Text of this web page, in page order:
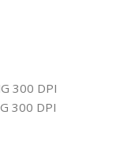
300 DPI
300 DPI